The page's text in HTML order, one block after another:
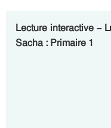
Lecture interactive –
Sacha : Primaire 1